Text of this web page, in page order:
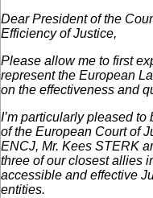
Dear President of the
Efficiency of Justice,
Please allow me to first
represent the European
on the effectiveness and
I’m particularly pleased
of the European Court of
ENCJ, Mr. Kees STERK
three of our closest allies
accessible and effective
entities.